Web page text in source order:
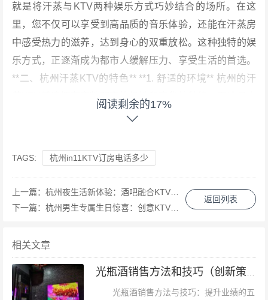
就是将汗蒸与KTV两种娱乐方式巧妙结合的场所。在这
里，您不仅可以享受到高品质的音乐体验，还能在汗蒸房
中感受热力的滋养，达到身心的双重放松。这种独特的娱
乐方式，正逐渐成为都市人缓解压力、享受生活的首选。
**二、杭州汗蒸KTV的特色** **1. 舒适的环境** 杭州的汗
蒸KTV普遍拥有宽敞明亮的场地和豪华的装修。无论是木
质的地板、柔软的沙发，还是精致的装饰，都让人感受到
音响设备，确保每一位顾客都能享受到高品质的音效体
验。 **2. 丰富的娱乐项目** 除了基本的汗蒸和KTV功能
外，杭州的汗蒸KTV还提供了各种娱乐项目，如桌游、电
影放映等。在这里，您可以与亲朋好友一起唱歌、玩游
州的汗蒸KTV注重服务品质，员工都经过专业培训，能够
提供周到的服务。从接待、引导到点餐、清洁，每一个环
节都力求让顾客满意。此外，这些场所还提供了各种饮品
和小吃，以满足不同顾客的需求。 **三、案例分析：某知
阅读剩余的17%
TAGS: 杭州in11KTV订房电话多少
返回列表
上一篇： 杭州夜生活新体验：酒吧融合KTV娱乐盛宴
下一篇： 杭州男生专属生日惊喜：创意KTV包厢定制布置
相关文章
光瓶酒销售方法与技巧：提升业绩的五